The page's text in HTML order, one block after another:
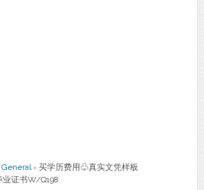
General › 买学历费用♧真实文凭样板
证书W/Q198